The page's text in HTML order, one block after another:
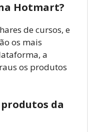
Hotmart?
de cursos, e
os mais
a
os produtos
da